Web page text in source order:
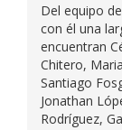
Del equipo
con él una
encuentran
Chitero,
Santiago
Jonathan
Rodríguez,